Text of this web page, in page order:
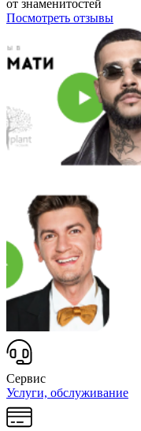
от знаменитостей
Посмотреть отзывы
Сервис
Услуги, обслуживание